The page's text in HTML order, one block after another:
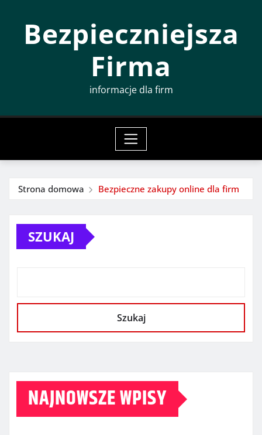
Bezpieczniejsza
Firma
informacje dla firm
Strona domowa Bezpieczne zakupy online dla firm
SZUKAJ
Szukaj
NAJNOWSZE WPISY